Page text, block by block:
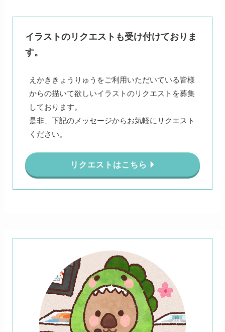
イラストのリクエストも受け付けておりま
す。
えかききょうりゅうをご利用いただいている皆様
からの描いて欲しいイラストのリクエストを募集
しております。
是非、下記のメッセージからお気軽にリクエスト
ください。
リクエストはこちら